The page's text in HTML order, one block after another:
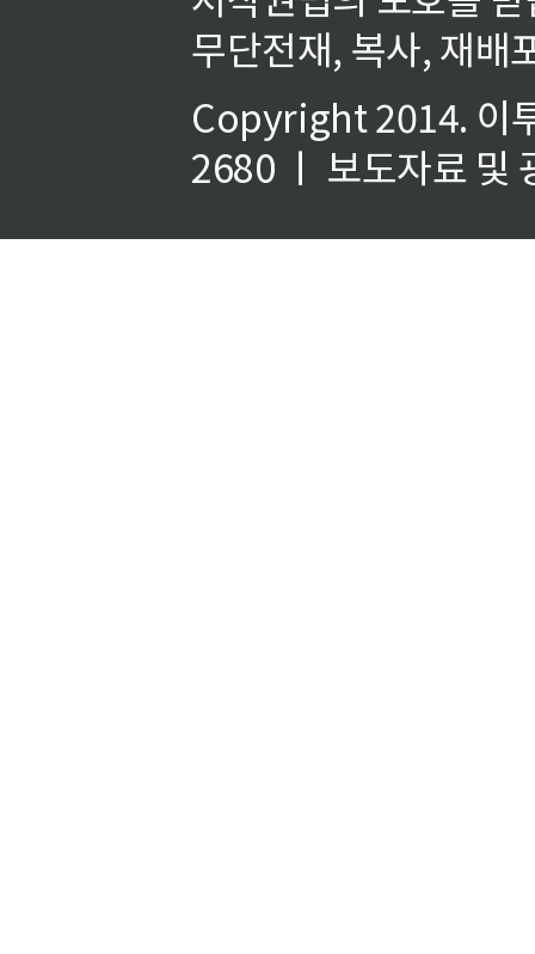
무단전재, 복사, 재배
Copyright 2014. 이
2680 ㅣ 보도자료